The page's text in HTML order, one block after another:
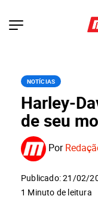
NOTÍCIAS
Harley-
de seu
Por
Publicado: 21/02/
1 Minuto de leitura